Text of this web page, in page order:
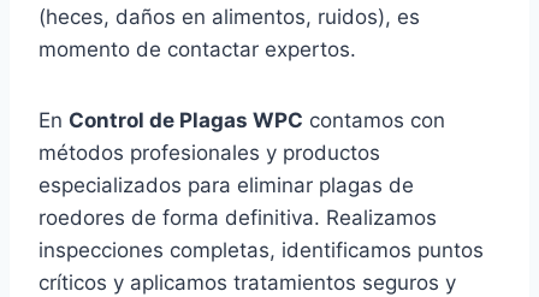
(heces, daños en alimentos, ruidos), es
momento de contactar expertos.
En Control de Plagas WPC contamos con
métodos profesionales y productos
especializados para eliminar plagas de
roedores de forma definitiva. Realizamos
inspecciones completas, identificamos puntos
críticos y aplicamos tratamientos seguros y